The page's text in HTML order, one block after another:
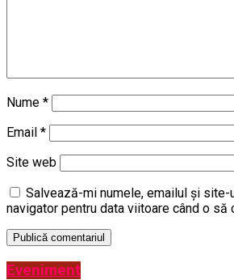
Nume *
Email *
Site web
Salvează-mi numele, emailul și
navigator pentru data viitoare când o să
Eveniment